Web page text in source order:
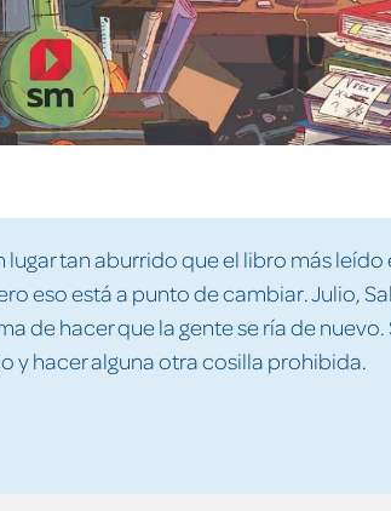
lugar tan aburrido que el libro más leído
eso está a punto de cambiar. Julio,
de hacer que la gente se ría de
y hacer alguna otra cosilla prohibida.